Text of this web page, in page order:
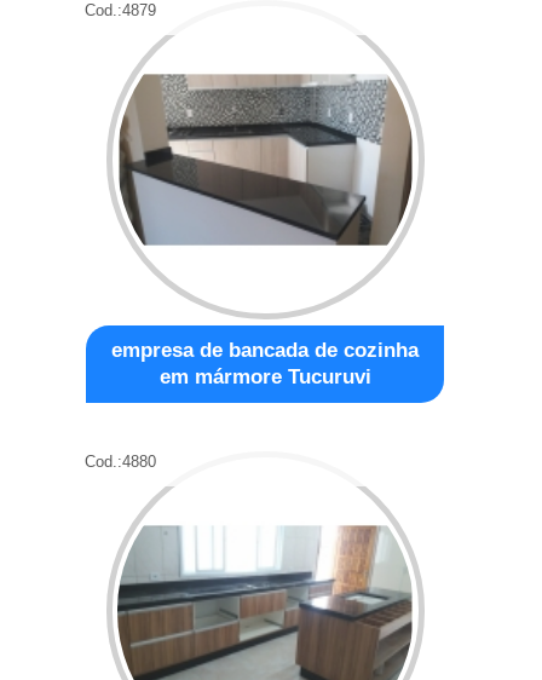
Cod.:4879
empresa de bancada de cozinha
em mármore Tucuruvi
Cod.:4880